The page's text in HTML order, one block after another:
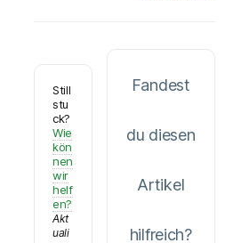
Still
stu
ck?
Wie
kön
nen
wir
helf
en?
Akt
uali
Fandest
du diesen
Artikel
hilfreich?